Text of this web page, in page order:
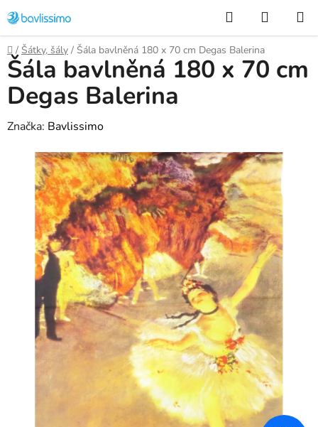
na
obsah
Hledat
KOŠÍK
Domů
/ Šátky, šály / Šála bavlněná 180 x 70 cm Degas Balerina
Šála bavlněná 180 x 70 cm
Degas Balerina
Značka: Bavlissimo